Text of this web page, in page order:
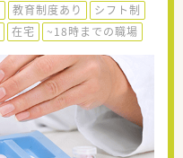
教育制度あり
シフト制
在宅 ~18時までの職場